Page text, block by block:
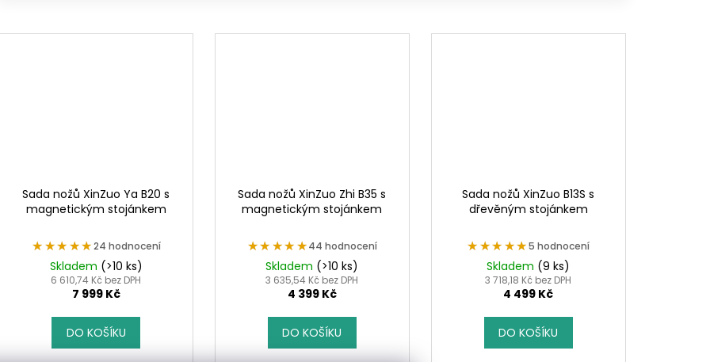
Sada nožů XinZuo Ya B20 s
magnetickým stojánkem
★★★★★
★★★★★24 hodnocení
Skladem (>10 ks)
6 610,74 Kč bez DPH
7 999 Kč
DO KOŠÍKU
Sada nožů XinZuo Zhi B35 s
magnetickým stojánkem
★★★★★
★★★★★44 hodnocení
Skladem (>10 ks)
3 635,54 Kč bez DPH
4 399 Kč
DO KOŠÍKU
Sada nožů XinZuo B13S s
dřevěným stojánkem
★★★★★
★★★★★5 hodnocení
Skladem (9 ks)
3 718,18 Kč bez DPH
4 499 Kč
DO KOŠÍKU